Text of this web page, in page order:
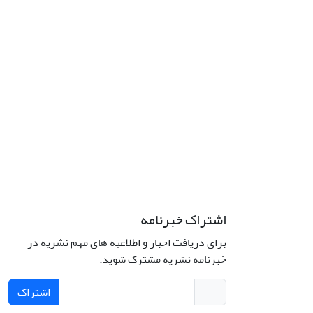
اشتراک خبرنامه
برای دریافت اخبار و اطلاعیه های مهم نشریه در
خبرنامه نشریه مشترک شوید.
اشتراک